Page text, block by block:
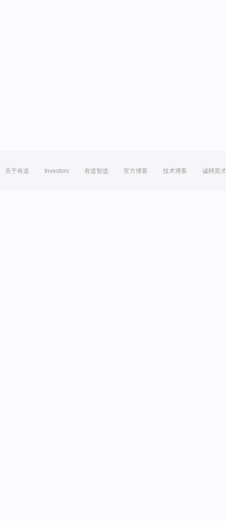
关于有道 Investors 有道智选 官方博客 技术博客 诚聘英才